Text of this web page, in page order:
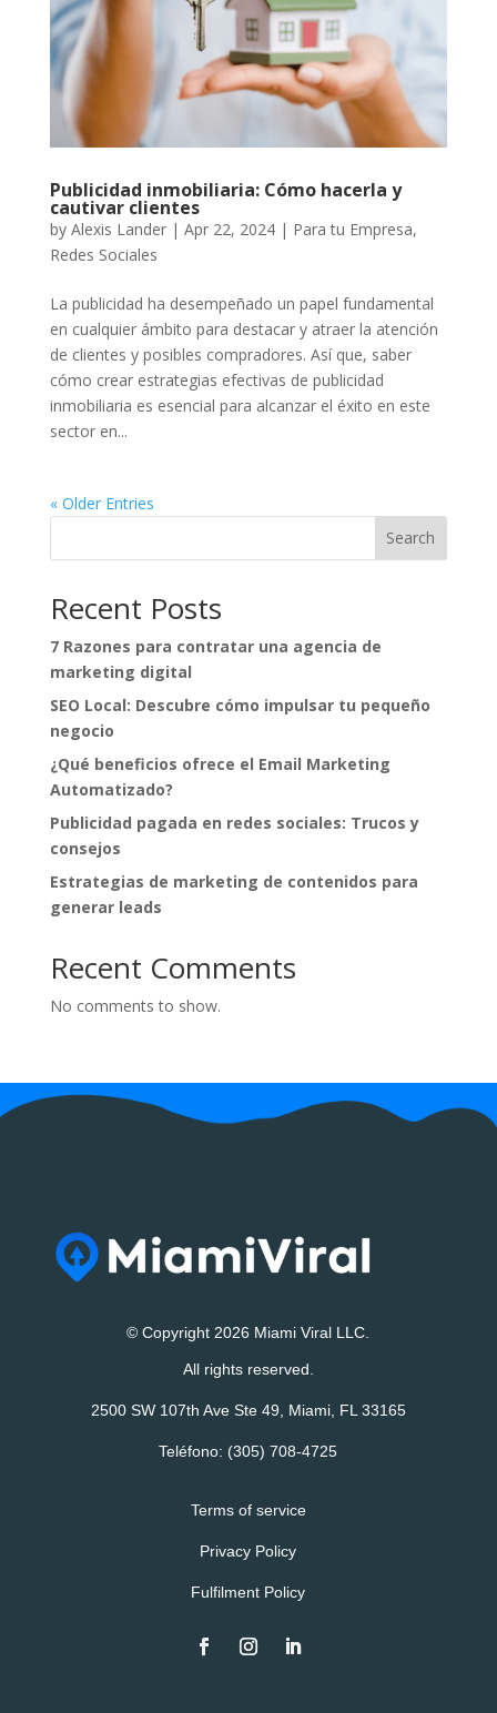
Publicidad inmobiliaria: Cómo hacerla y
cautivar clientes
by Alexis Lander| Apr 22, 2024| Para tu Empresa,
Redes Sociales
La publicidad ha desempeñado un papel fundamental
en cualquier ámbito para destacar y atraer la atención
de clientes y posibles compradores. Así que, saber
cómo crear estrategias efectivas de publicidad
inmobiliaria es esencial para alcanzar el éxito en este
sector en...
« Older Entries
Search
Recent Posts
7 Razones para contratar una agencia de
marketing digital
SEO Local: Descubre cómo impulsar tu pequeño
negocio
¿Qué beneficios ofrece el Email Marketing
Automatizado?
Publicidad pagada en redes sociales: Trucos y
consejos
Estrategias de marketing de contenidos para
generar leads
Recent Comments
No comments to show.
© Copyright 2026 Miami Viral LLC.
All rights reserved.
2500 SW 107th Ave Ste 49, Miami, FL 33165
Teléfono: (305) 708-4725
Terms of service
Privacy Policy
Fulfilment Policy